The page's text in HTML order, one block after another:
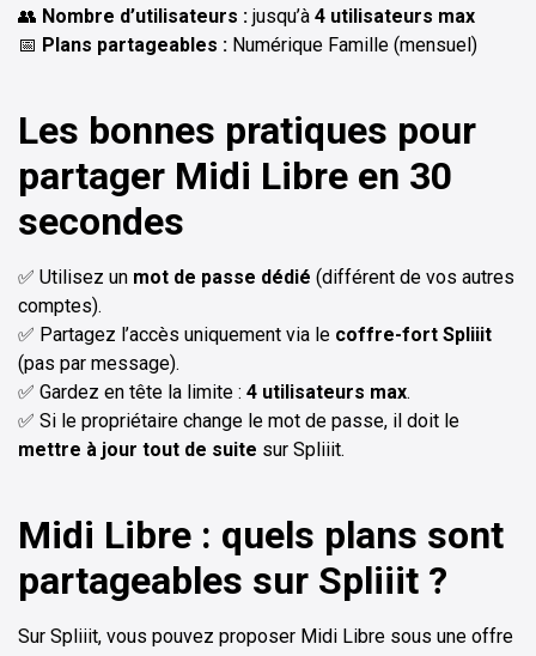
👥 Nombre d’utilisateurs : jusqu’à 4 utilisateurs max
📅 Plans partageables : Numérique Famille (mensuel)
Les bonnes pratiques pour
partager Midi Libre en 30
secondes
✅ Utilisez un mot de passe dédié (différent de vos autres
comptes).
✅ Partagez l’accès uniquement via le coffre-fort Spliiit
(pas par message).
✅ Gardez en tête la limite : 4 utilisateurs max.
✅ Si le propriétaire change le mot de passe, il doit le
mettre à jour tout de suite sur Spliiit.
Midi Libre : quels plans sont
partageables sur Spliiit ?
Sur Spliiit, vous pouvez proposer Midi Libre sous une offre